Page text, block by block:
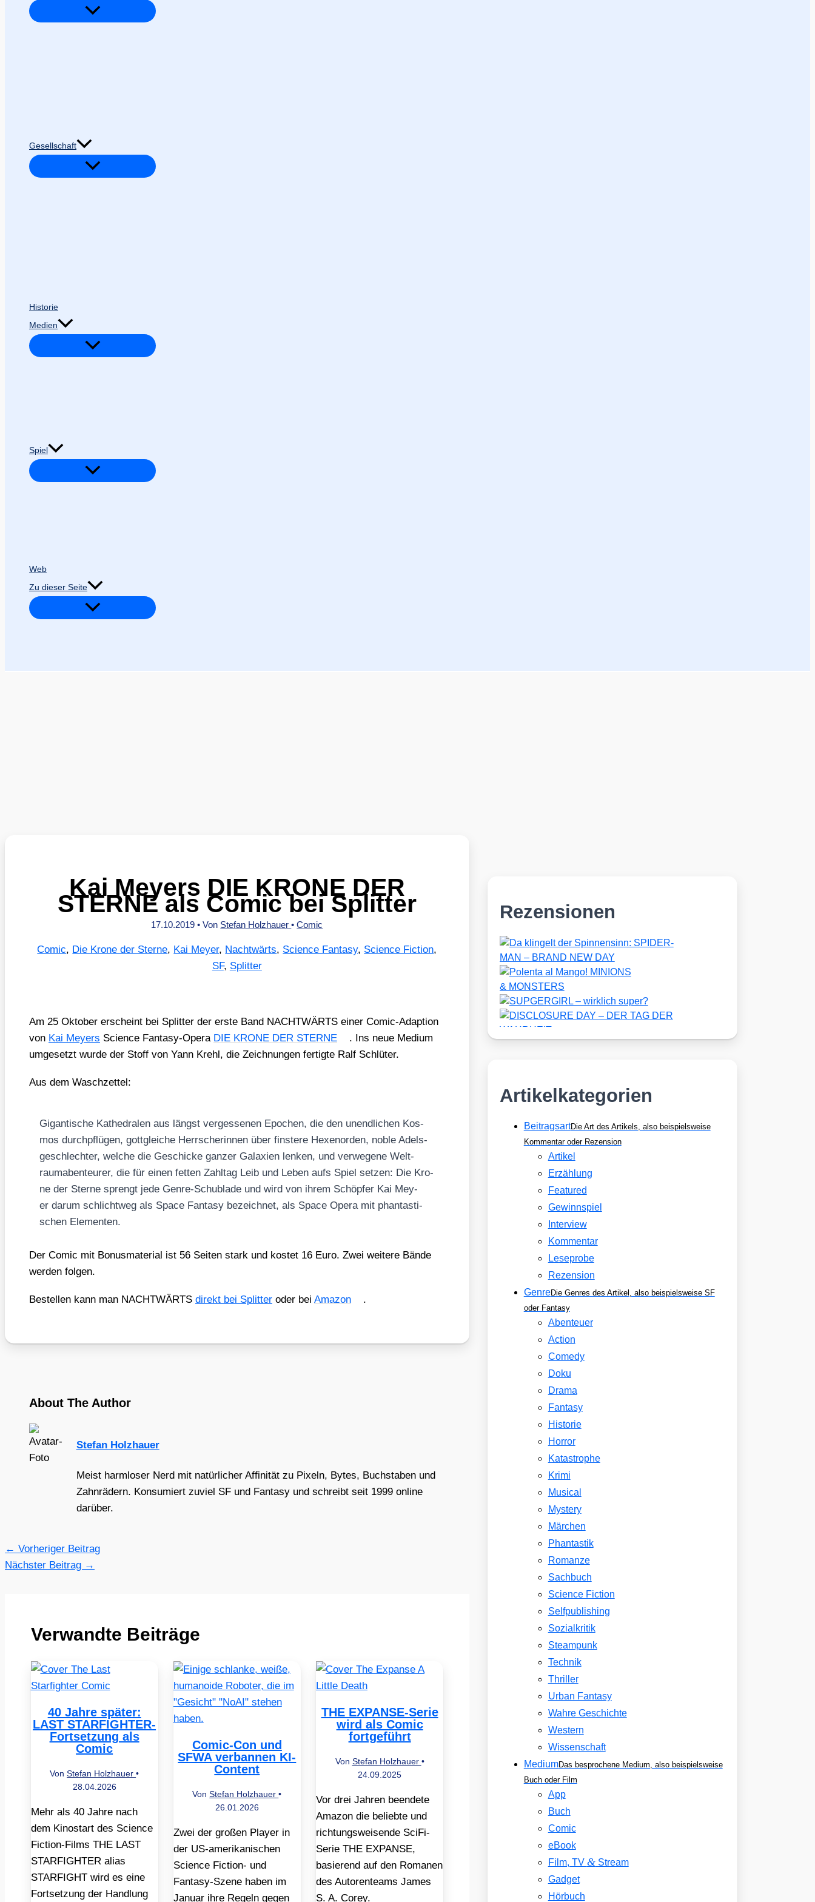
Gesellschaft
Historie
Medien
Spiel
Web
Zu dieser Seite
Kai Meyers DIE KRONE DER
STERNE als Comic bei Splitter
17.10.2019• Von Stefan Holzhauer•Comic
Comic, Die Krone der Sterne, Kai Meyer, Nachtwärts, Science Fantasy, Science Fiction,
SF, Splitter
Am 25 Okto­ber erscheint bei Split­ter der ers­te Band NACHTWÄRTS einer Comic-Adap­ti­on
von Kai Mey­ers Sci­ence Fan­ta­sy-Ope­ra DIE KRONE DER STERNE
. Ins neue Medi­um
umge­setzt wur­de der Stoff von Yann Krehl, die Zeich­nun­gen fer­tig­te Ralf Schlü­ter.
Aus dem Wasch­zet­tel:
Gigan­ti­sche Kathe­dra­len aus längst ver­ges­se­nen Epo­chen, die den unend­li­chen Kos­
mos durch­pflü­gen, gott­glei­che Herr­sche­rin­nen über fins­te­re Hexen­or­den, noble Adels­
ge­schlech­ter, wel­che die Geschi­cke gan­zer Gala­xien len­ken, und ver­we­ge­ne Welt­
raum­aben­teu­rer, die für einen fet­ten Zahl­tag Leib und Leben aufs Spiel set­zen: Die Kro­
ne der Ster­nesprengt jede Gen­re-Schub­la­de und wird von ihrem Schöp­fer Kai Mey­
er dar­um schlicht­weg als Space Fan­ta­sy bezeich­net, als Space Ope­ra mit phan­tas­ti­
schen Ele­men­ten.
Der Comic mit Bonus­ma­te­ri­al ist 56 Sei­ten stark und kos­tet 16 Euro. Zwei wei­te­re Bän­de
wer­den fol­gen.
Bestel­len kann man NACHTWÄRTS direkt bei Split­ter oder bei Ama­zon .
About The Author
Stefan Holzhauer
Meist harmloser Nerd mit natürlicher Affinität zu Pixeln, Bytes, Buchstaben und
Zahnrädern. Konsumiert zuviel SF und Fantasy und schreibt seit 1999 online
darüber.
← Vorheriger Beitrag
Nächster Beitrag →
Verwandte Beiträge
40 Jahre später:
LAST STARFIGHTER-
Fortsetzung als
Comic
VonStefan Holzhauer•
28.04.2026
Mehr als 40 Jahre nach
dem Kinostart des Science
Fiction-Films THE LAST
STARFIGHTER alias
STARFIGHT wird es eine
Fortsetzung der Handlung
Comic-Con und
SFWA verbannen KI-
Content
VonStefan Holzhauer•
26.01.2026
Zwei der großen Player in
der US-amerikanischen
Science Fiction- und
Fantasy-Szene haben im
Januar ihre Regeln gegen
THE EXPANSE-Serie
wird als Comic
fortgeführt
Von Stefan Holzhauer •
24.09.2025
Vor drei Jahren beendete
Amazon die beliebte und
richtungsweisende SciFi-
Serie THE EXPANSE,
basierend auf den Romanen
des Autorenteams James
S. A. Corey.
Rezensionen
Artikelkategorien
BeitragsartDie Art des Artikels, also beispielsweise
Kommentar oder Rezension
Artikel
Erzählung
Featured
Gewinnspiel
Interview
Kommentar
Leseprobe
Rezension
GenreDie Genres des Artikel, also beispielsweise SF
oder Fantasy
Abenteuer
Action
Comedy
Doku
Drama
Fantasy
Historie
Horror
Katastrophe
Krimi
Musical
Mystery
Märchen
Phantastik
Romanze
Sachbuch
Science Fiction
Selfpublishing
Sozialkritik
Steampunk
Technik
Thriller
Urban Fantasy
Wahre Geschichte
Western
Wissenschaft
MediumDas besprochene Medium, also beispielsweise
Buch oder Film
App
Buch
Comic
eBook
Film, TV &Stream
Gadget
Hörbuch